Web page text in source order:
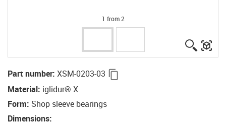
1 from 2
igus-
Part number: XSM-0203-03
Material: iglidur® X
Form: Shop sleeve bearings
Dimensions: